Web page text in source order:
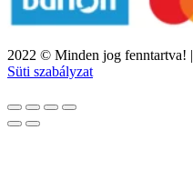
2022 © Minden jog fenntartva! |
Süti szabályzat